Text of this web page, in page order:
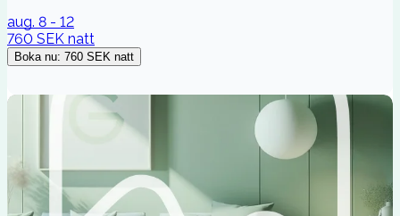
aug. 8 - 12
760 SEK natt
Boka nu: 760 SEK natt